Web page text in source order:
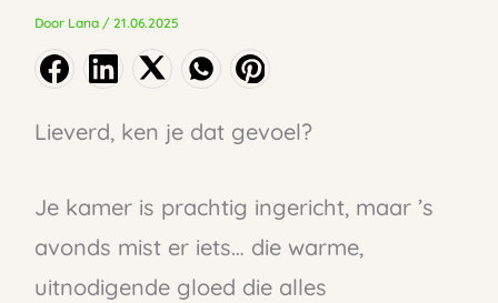
Door Lana / 21.06.2025
Lieverd, ken je dat gevoel?
Je kamer is prachtig ingericht, maar ’s
avonds mist er iets… die warme,
uitnodigende gloed die alles